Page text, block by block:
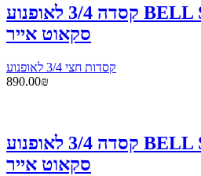
קסדה 3/4 לאופנוע BELL SCOUT AIR בל
סקאוט אייר
קסדות חצי 3/4 לאופנוע
890.00₪
קסדה 3/4 לאופנוע BELL SCOUT AIR בל
סקאוט אייר